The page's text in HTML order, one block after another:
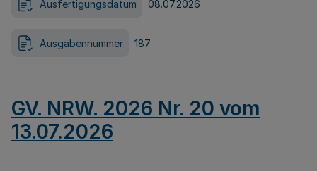
Ausfertigungsdatum 08.07.2026
Ausgabennummer 187
GV. NRW. 2026 Nr. 20 vom
13.07.2026